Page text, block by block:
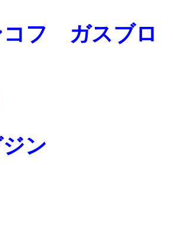
コフ ガスブロ
ン